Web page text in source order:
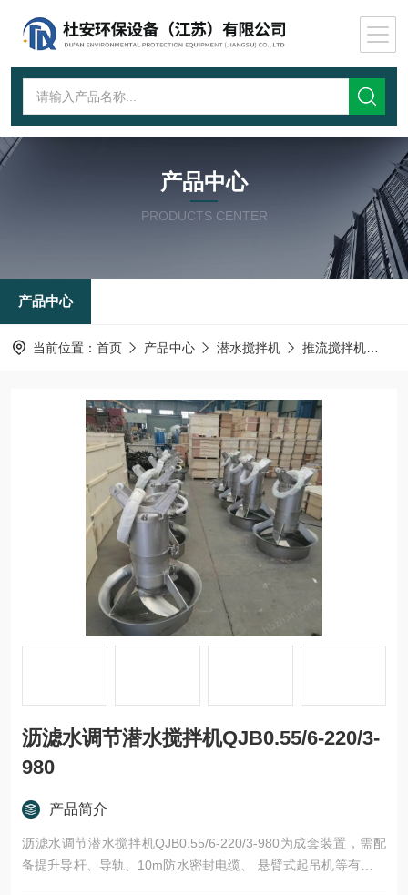
产品中心
PRODUCTS CENTER
产品中心
当前位置： 首页 产品中心 潜水搅拌机 推流搅拌机
沥滤水调节潜水搅拌机QJB0.55/6-220/3-
980
产品简介
沥滤水调节潜水搅拌机QJB0.55/6-220/3-980为成套装置，需配
备提升导杆、导轨、10m防水密封电缆、 悬臂式起吊机等有效和
牢固运行所必需的附件，能够满足就地手动控制和远程自动控制·